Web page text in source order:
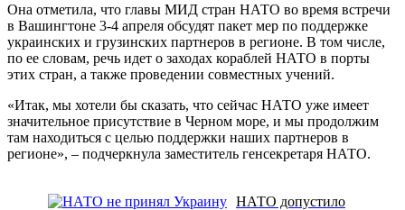
Она отметила, что главы МИД стран НАТО во время встречи
в Вашингтоне 3-4 апреля обсудят пакет мер по поддержке
украинских и грузинских партнеров в регионе. В том числе,
по ее словам, речь идет о заходах кораблей НАТО в порты
этих стран, а также проведении совместных учений.
«Итак, мы хотели бы сказать, что сейчас НАТО уже имеет
значительное присутствие в Черном море, и мы продолжим
там находиться с целью поддержки наших партнеров в
регионе», – подчеркнула заместитель генсекретаря НАТО.
НАТО допустило